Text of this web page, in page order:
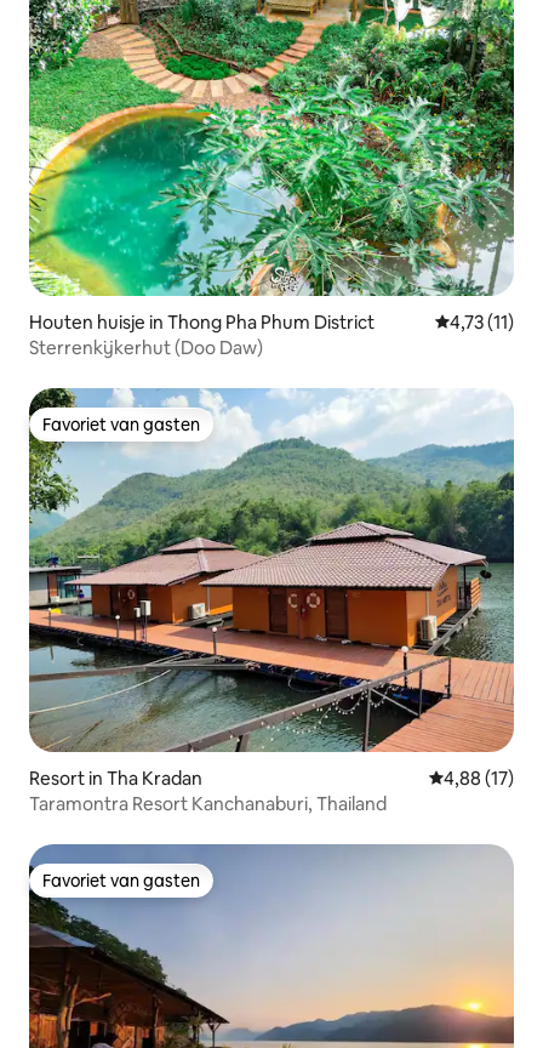
Houten huisje in Thong Pha Phum District Gemiddelde
4,73 (11)
Sterrenkijkerhut (Doo Daw)
Favoriet van gasten
Favoriet van gasten
Resort in Tha Kradan Gemiddelde
4,88 (17)
Taramontra Resort Kanchanaburi, Thailand
Favoriet van gasten
Favoriet van gasten